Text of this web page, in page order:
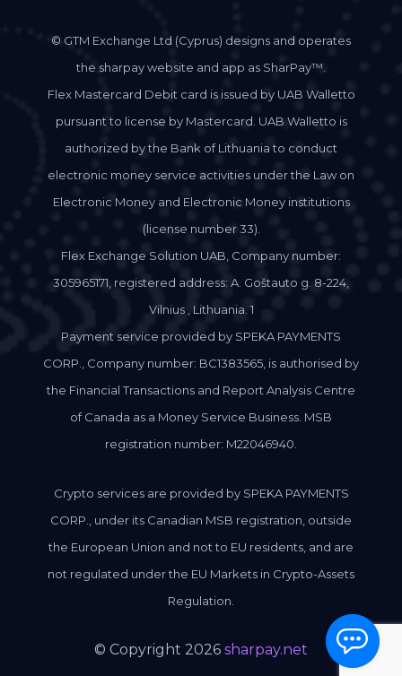
© GTM Exchange Ltd (Cyprus) designs and operates
the sharpay website and app as SharPay™.
Flex Mastercard Debit card is issued by UAB Walletto
pursuant to license by Mastercard. UAB Walletto is
authorized by the Bank of Lithuania to conduct
electronic money service activities under the Law on
Electronic Money and Electronic Money institutions
(license number 33).
Flex Exchange Solution UAB, Company number:
305965171, registered address: A. Goštauto g. 8-224,
Vilnius , Lithuania. 1
Payment service provided by SPEKA PAYMENTS
CORP., Company number: BC1383565, is authorised by
the Financial Transactions and Report Analysis Centre
of Canada as a Money Service Business. MSB
registration number: M22046940.
Crypto services are provided by SPEKA PAYMENTS
CORP., under its Canadian MSB registration, outside
the European Union and not to EU residents, and are
not regulated under the EU Markets in Crypto-Assets
Regulation.
© Copyright 2026 sharpay.net